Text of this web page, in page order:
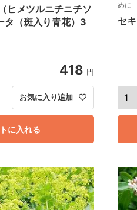
ヒメツルニチニチソ
タ（斑入り青花）3
418 円
に入れる
お気に入り追加
めに
セ